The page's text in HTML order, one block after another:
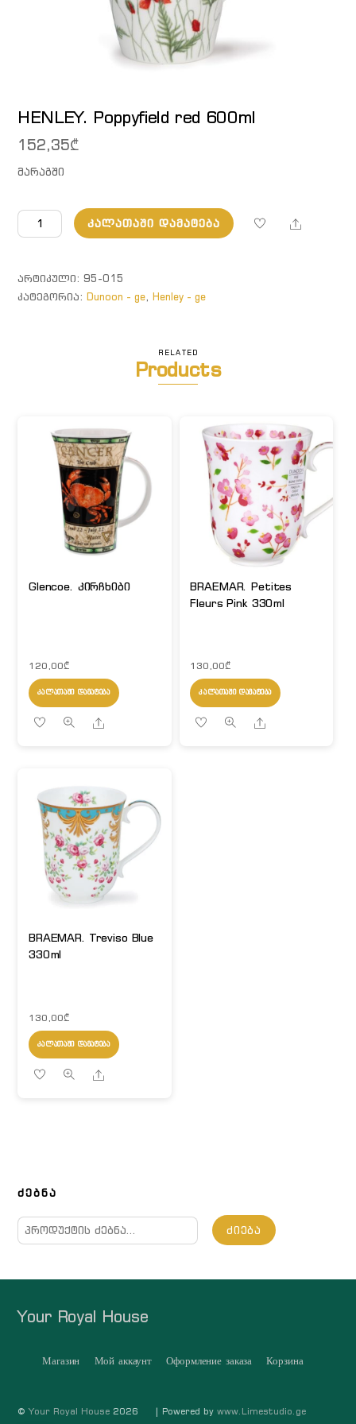
HENLEY. Poppyfield red 600ml
152,35₾
მარაგში
რაოდენობა:
HENLEY.
red
600ml
ᲙᲐᲚᲐᲗᲐᲨᲘ ᲓᲐᲛᲐᲢᲔᲑᲐ Share
ᲐᲠᲢᲘᲙᲣᲚᲘ:95-015
ᲙᲐᲢᲔᲒᲝᲠᲘᲐ:Dunoon - ge,Henley - ge
RELATED
Products
Glencoe. კირჩხიბი
120,00₾
ᲙᲐᲚᲐᲗᲐᲨᲘ ᲓᲐᲛᲐᲢᲔᲑᲐ
Share
BRAEMAR. Petites
Fleurs Pink 330ml
130,00₾
ᲙᲐᲚᲐᲗᲐᲨᲘ ᲓᲐᲛᲐᲢᲔᲑᲐ
Share
BRAEMAR. Treviso Blue
330ml
130,00₾
ᲙᲐᲚᲐᲗᲐᲨᲘ ᲓᲐᲛᲐᲢᲔᲑᲐ
Share
ᲫᲔᲑᲜᲐ
ძებნა:
ᲫᲘᲔᲑᲐ
Your Royal House
Магазин Мой аккаунт Оформление заказа Корзина
©Your Royal House 2026 | Powered by www.Limestudio.ge